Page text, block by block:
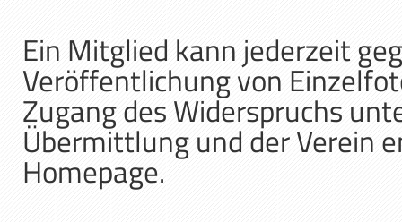
Ein Mitglied kann jederzeit
Veröffentlichung von
Zugang des Widerspruchs
Übermittlung und der Verein
Homepage.